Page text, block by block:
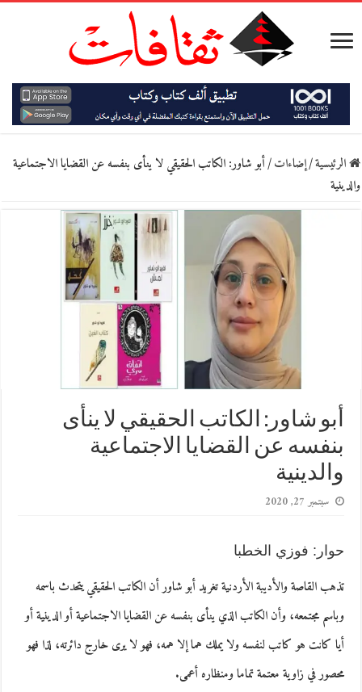
الرئيسية/إضاءات/أبو شاور: الكاتب الحقيقي لا ينأى بنفسه عن القضايا الاجتماعية
والدينية
أبو شاور: الكاتب الحقيقي لا ينأى
بنفسه عن القضايا الاجتماعية
والدينية
سبتمبر 27, 2020
حوار: فوزي الخطبا
تذهب القاصة والأديبة الأردنية تغريد أبو شاور أن الكاتب الحقيقي يتحدث باسمه
وباسم مجتمعه، وأن الكاتب الذي ينأى بنفسه عن القضايا الاجتماعية أو الدينية أو
أيا كانت هو كاتب لنفسه ولا يملك هما إلا همه، فهو لا يرى خارج دائرته، لذا فهو
محصور في زاوية معتمة تماما ومنظاره أعمى.